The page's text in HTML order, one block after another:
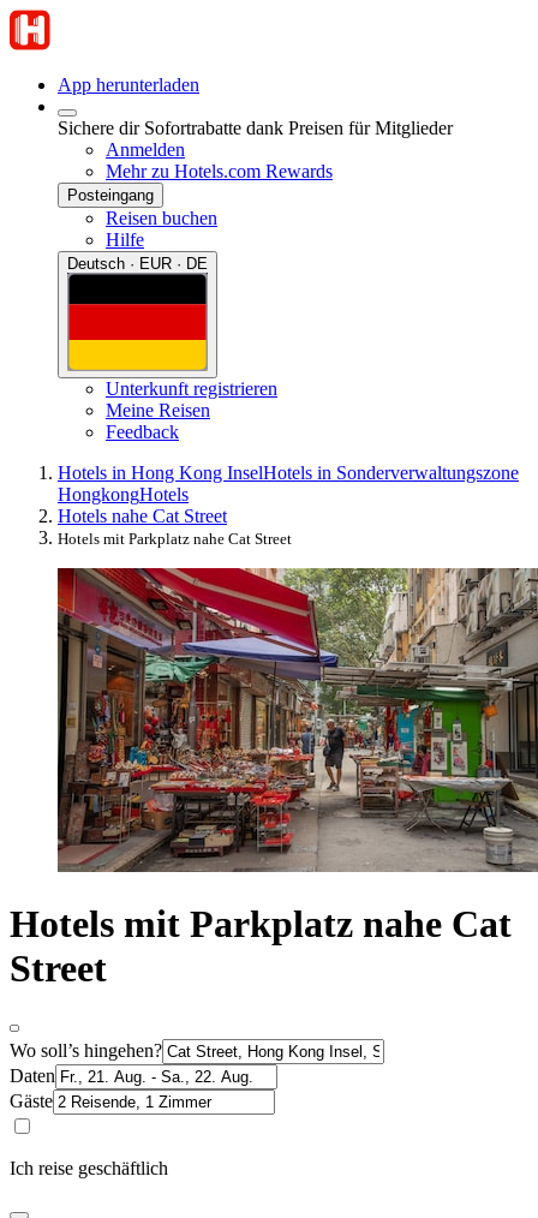
App herunterladen
Sichere dir Sofortrabatte dank Preisen für Mitglieder
Anmelden
Mehr zu Hotels.com Rewards
Posteingang
Reisen buchen
Hilfe
Deutsch · EUR · DE
Unterkunft registrieren
Meine Reisen
Feedback
Hotels in Hong Kong InselHotels in Sonderverwaltungszone
HongkongHotels
Hotels nahe Cat Street
Hotels mit Parkplatz nahe Cat Street
Hotels mit Parkplatz nahe Cat
Street
Wo soll’s hingehen?
Daten
Gäste
Ich reise geschäftlich